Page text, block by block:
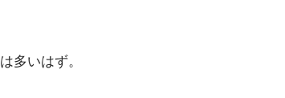
多いはず。